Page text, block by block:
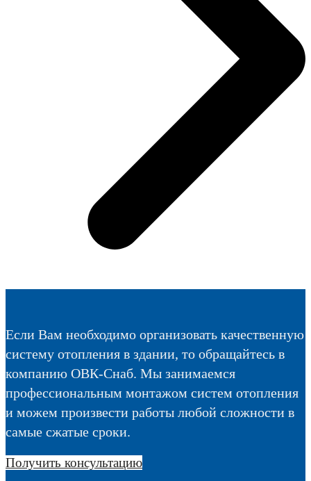
Если Вам необходимо организовать качественную
систему отопления в здании, то обращайтесь в
компанию ОВК-Снаб. Мы занимаемся
профессиональным монтажом систем отопления
и можем произвести работы любой сложности в
самые сжатые сроки.
Получить консультацию